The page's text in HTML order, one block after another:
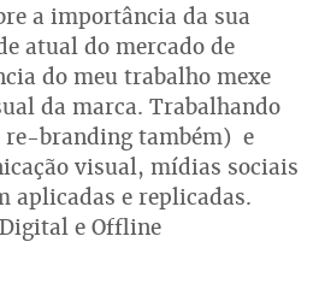
a importância da sua
atual do mercado de
do meu trabalho mexe
da marca. Trabalhando
re-branding também) e
visual, mídias sociais
aplicadas e replicadas.
e Offline